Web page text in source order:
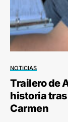
NOTICIAS
Trailero de
historia
Carmen